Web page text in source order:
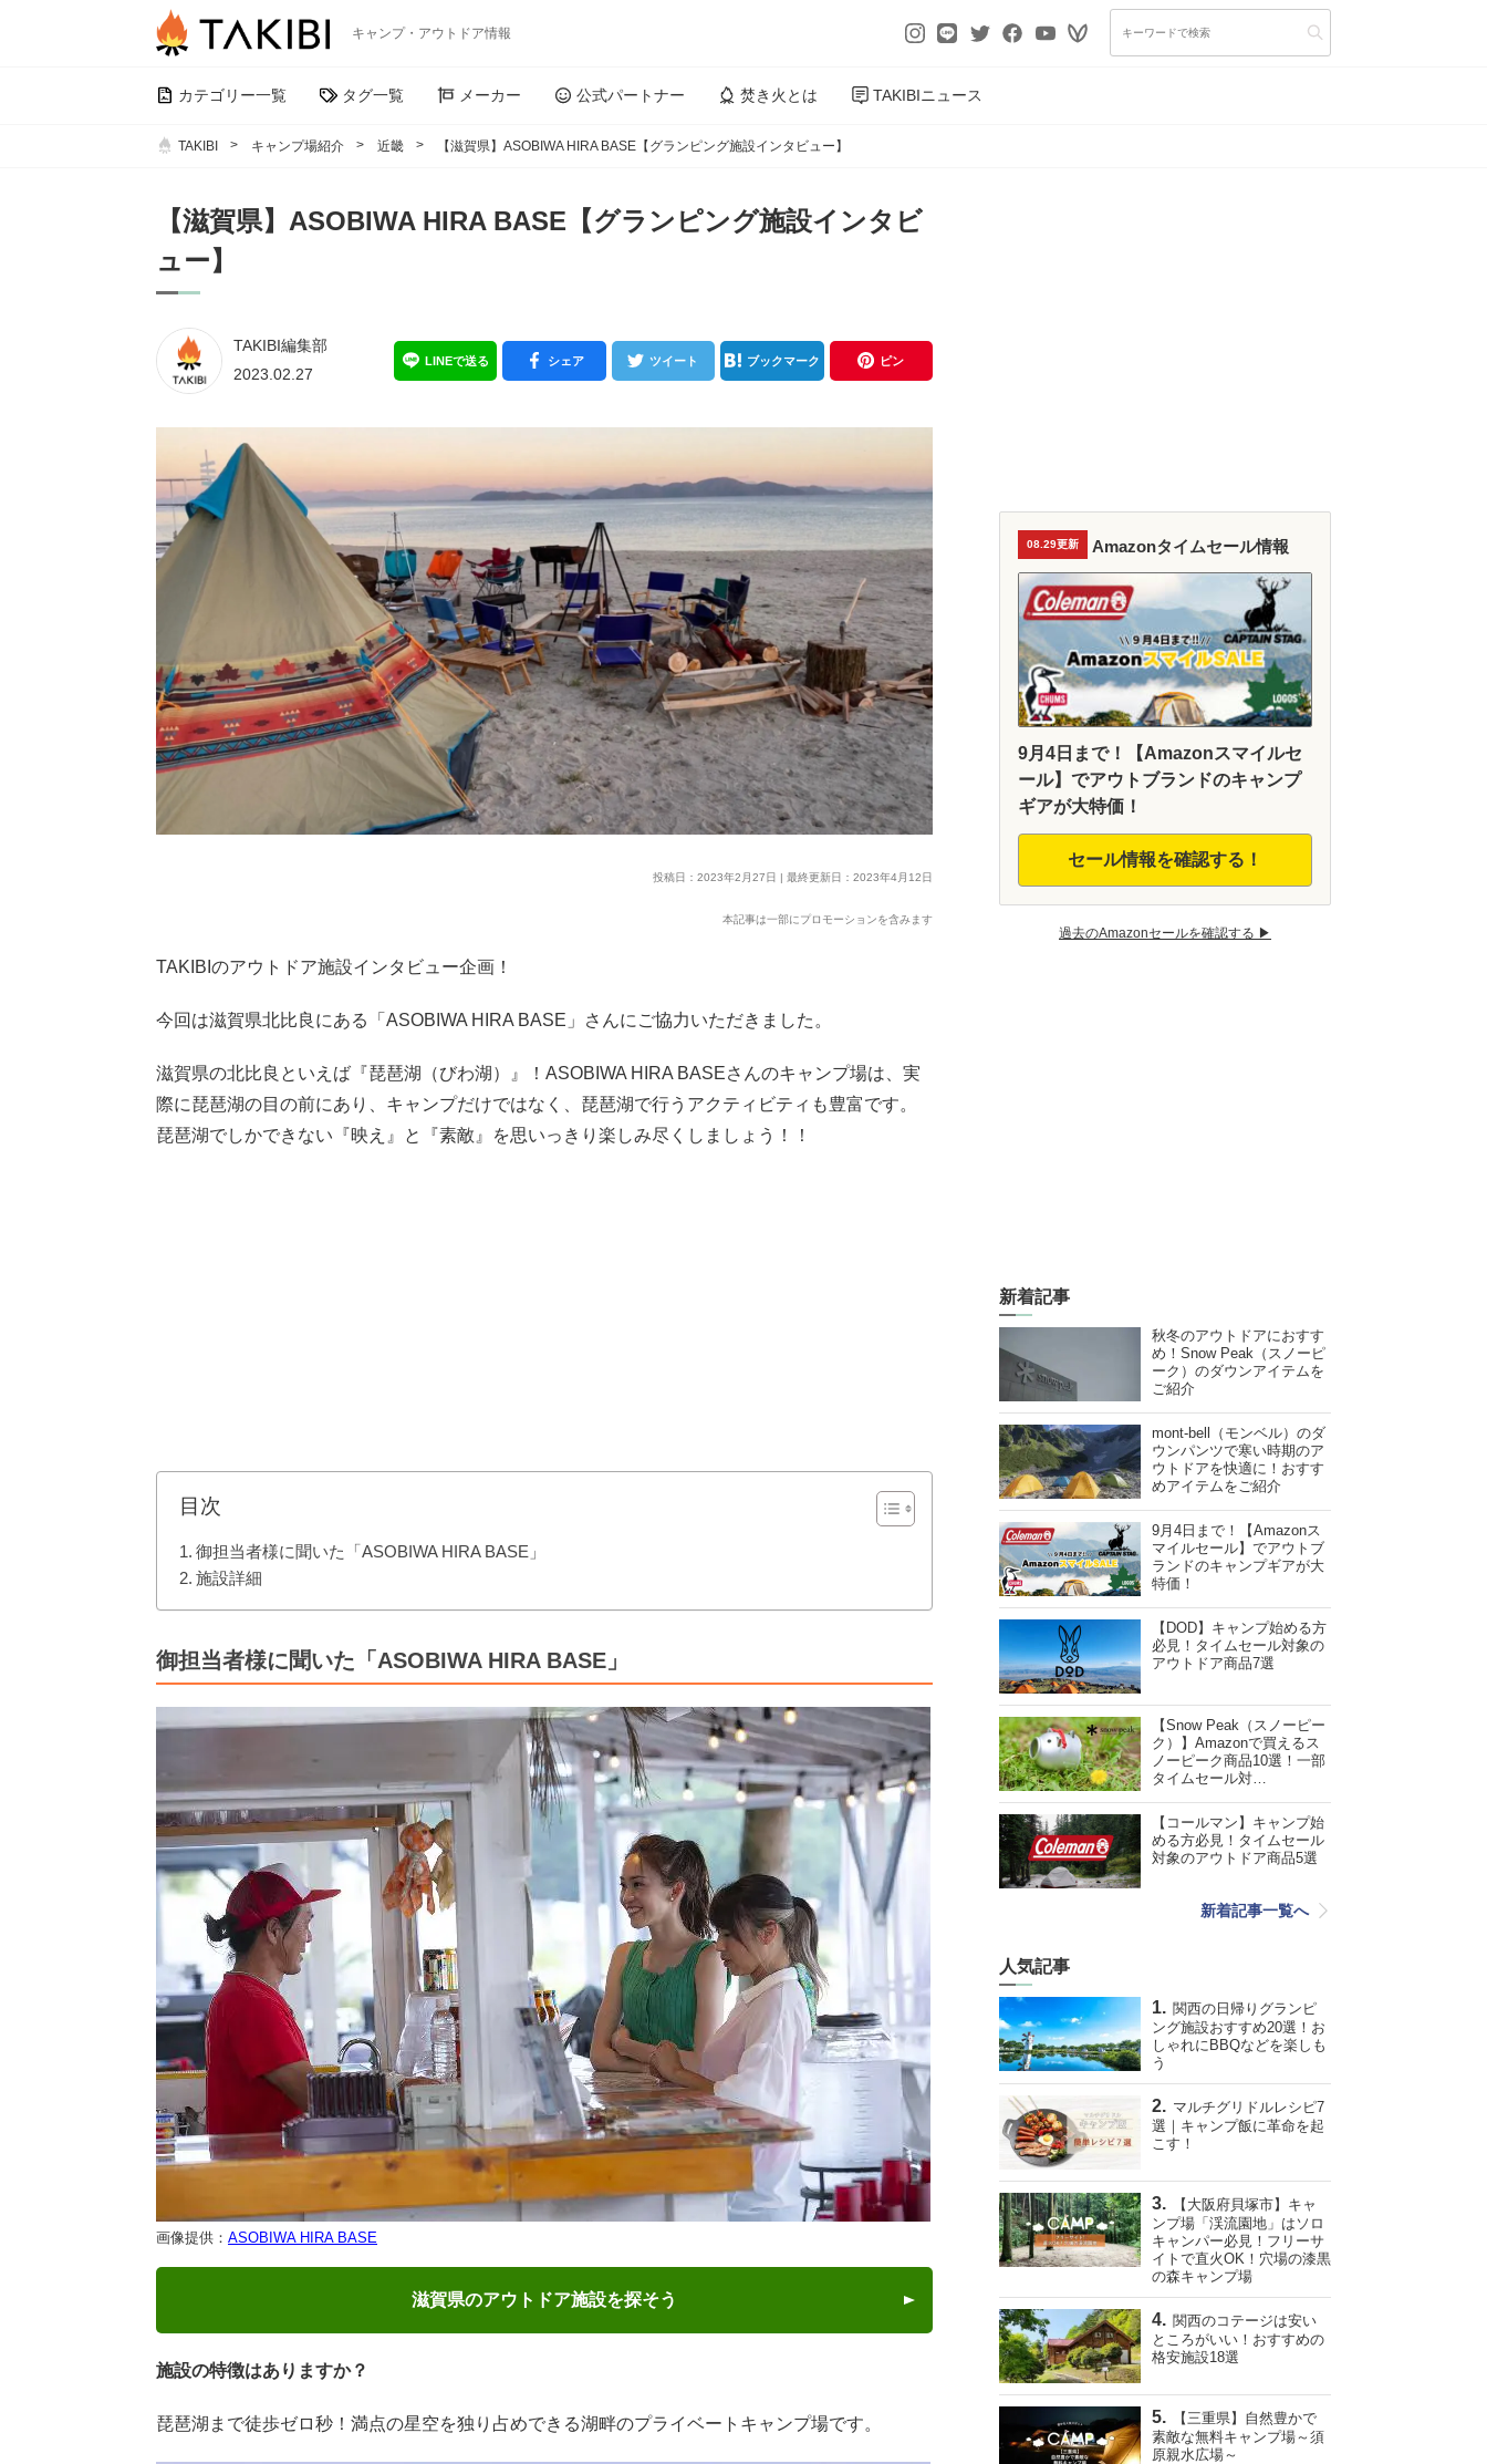
キャンプ・アウトドア情報
カテゴリー一覧 タグ一覧 メーカー 公式パートナー 焚き火とは TAKIBIニュース
TAKIBI キャンプ場紹介 近畿 【滋賀県】ASOBIWA HIRA BASE【グランピング施設インタビュー】
【滋賀県】ASOBIWA HIRA BASE【グランピング施設インタビ
ュー】
TAKIBI編集部
2023.02.27
LINEで送る シェア ツイート ブックマーク ピン
投稿日：2023年2月27日 | 最終更新日：2023年4月12日
本記事は一部にプロモーションを含みます
TAKIBIのアウトドア施設インタビュー企画！
今回は滋賀県北比良にある「ASOBIWA HIRA BASE」さんにご協力いただきました。
滋賀県の北比良といえば『琵琶湖（びわ湖）』！ASOBIWA HIRA BASEさんのキャンプ場は、実
際に琵琶湖の目の前にあり、キャンプだけではなく、琵琶湖で行うアクティビティも豊富です。
琵琶湖でしかできない『映え』と『素敵』を思いっきり楽しみ尽くしましょう！！
目次
御担当者様に聞いた「ASOBIWA HIRA BASE」
施設詳細
御担当者様に聞いた「ASOBIWA HIRA BASE」
画像提供： ASOBIWA HIRA BASE
滋賀県のアウトドア施設を探そう
施設の特徴はありますか？
琵琶湖まで徒歩ゼロ秒！満点の星空を独り占めできる湖畔のプライベートキャンプ場です。
08.29更新 Amazonタイムセール情報
9月4日まで！【Amazonスマイルセ
ール】でアウトブランドのキャンプ
ギアが大特価！
セール情報を確認する！
過去のAmazonセールを確認する ▶︎
新着記事
秋冬のアウトドアにおすす
め！Snow Peak（スノーピ
ーク）のダウンアイテムを
ご紹介
mont-bell（モンベル）のダ
ウンパンツで寒い時期のア
ウトドアを快適に！おすす
めアイテムをご紹介
9月4日まで！【Amazonス
マイルセール】でアウトブ
ランドのキャンプギアが大
特価！
【DOD】キャンプ始める方
必見！タイムセール対象の
アウトドア商品7選
【Snow Peak（スノーピー
ク）】Amazonで買えるス
ノーピーク商品10選！一部
タイムセール対…
【コールマン】キャンプ始
める方必見！タイムセール
対象のアウトドア商品5選
新着記事一覧へ
人気記事
関西の日帰りグランピ
ング施設おすすめ20選！お
しゃれにBBQなどを楽しも
う
マルチグリドルレシピ7
選｜キャンプ飯に革命を起
こす！
【大阪府貝塚市】キャ
ンプ場「渓流園地」はソロ
キャンパー必見！フリーサ
イトで直火OK！穴場の漆黒
の森キャンプ場
関西のコテージは安い
ところがいい！おすすめの
格安施設18選
【三重県】自然豊かで
素敵な無料キャンプ場～須
原親水広場～